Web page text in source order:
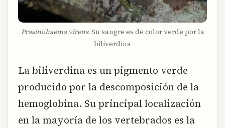
Prasinohaema virens. Su sangre es de color verde por la
biliverdina
La biliverdina es un pigmento verde
producido por la descomposición de la
hemoglobina. Su principal localización
en la mayoría de los vertebrados es la